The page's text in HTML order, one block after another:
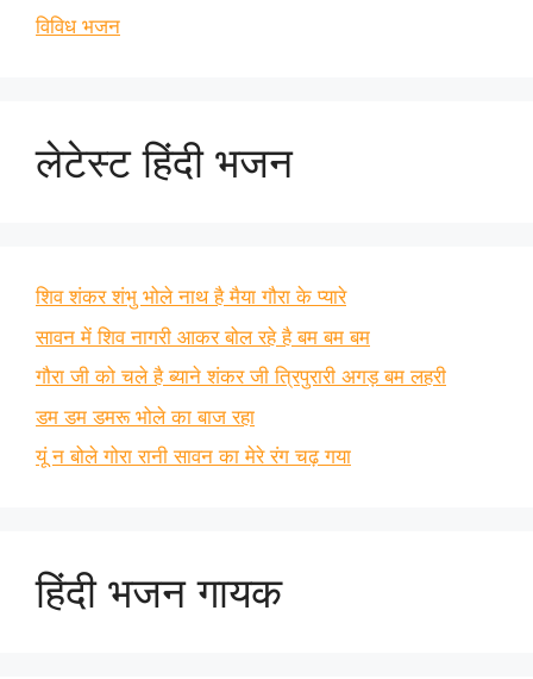
विविध भजन
लेटेस्ट हिंदी भजन
शिव शंकर शंभु भोले नाथ है मैया गौरा के प्यारे
सावन में शिव नागरी आकर बोल रहे है बम बम बम
गौरा जी को चले है ब्याने शंकर जी त्रिपुरारी अगड़ बम लहरी
डम डम डमरू भोले का बाज रहा
यूं न बोले गोरा रानी सावन का मेरे रंग चढ़ गया
हिंदी भजन गायक